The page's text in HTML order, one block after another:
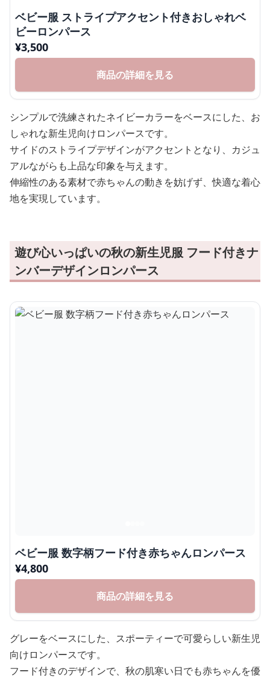
ベビー服 ストライプアクセント付きおしゃれベ
ビーロンパース
¥3,500
商品の詳細を見る
シンプルで洗練されたネイビーカラーをベースにした、お
しゃれな新生児向けロンパースです。
サイドのストライプデザインがアクセントとなり、カジュ
アルながらも上品な印象を与えます。
伸縮性のある素材で赤ちゃんの動きを妨げず、快適な着心
地を実現しています。
遊び心いっぱいの秋の新生児服 フード付きナ
ンバーデザインロンパース
ベビー服 数字柄フード付き赤ちゃんロンパース
¥4,800
商品の詳細を見る
グレーをベースにした、スポーティーで可愛らしい新生児
向けロンパースです。
フード付きのデザインで、秋の肌寒い日でも赤ちゃんを優